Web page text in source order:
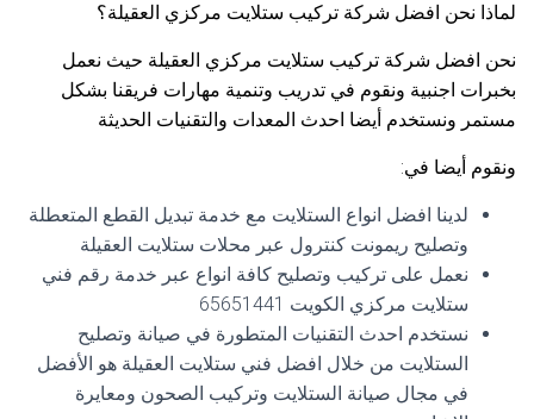
لماذا نحن افضل شركة تركيب ستلايت مركزي العقيلة؟
نحن افضل شركة تركيب ستلايت مركزي العقيلة حيث نعمل
بخبرات اجنبية ونقوم في تدريب وتنمية مهارات فريقنا بشكل
مستمر ونستخدم أيضا احدث المعدات والتقنيات الحديثة
ونقوم أيضا في:
لدينا افضل انواع الستلايت مع خدمة تبديل القطع المتعطلة
وتصليح ريمونت كنترول عبر محلات ستلايت العقيلة
نعمل على تركيب وتصليح كافة انواع عبر خدمة رقم فني
ستلايت مركزي الكويت 65651441
نستخدم احدث التقنيات المتطورة في صيانة وتصليح
الستلايت من خلال افضل فني ستلايت العقيلة هو الأفضل
في مجال صيانة الستلايت وتركيب الصحون ومعايرة